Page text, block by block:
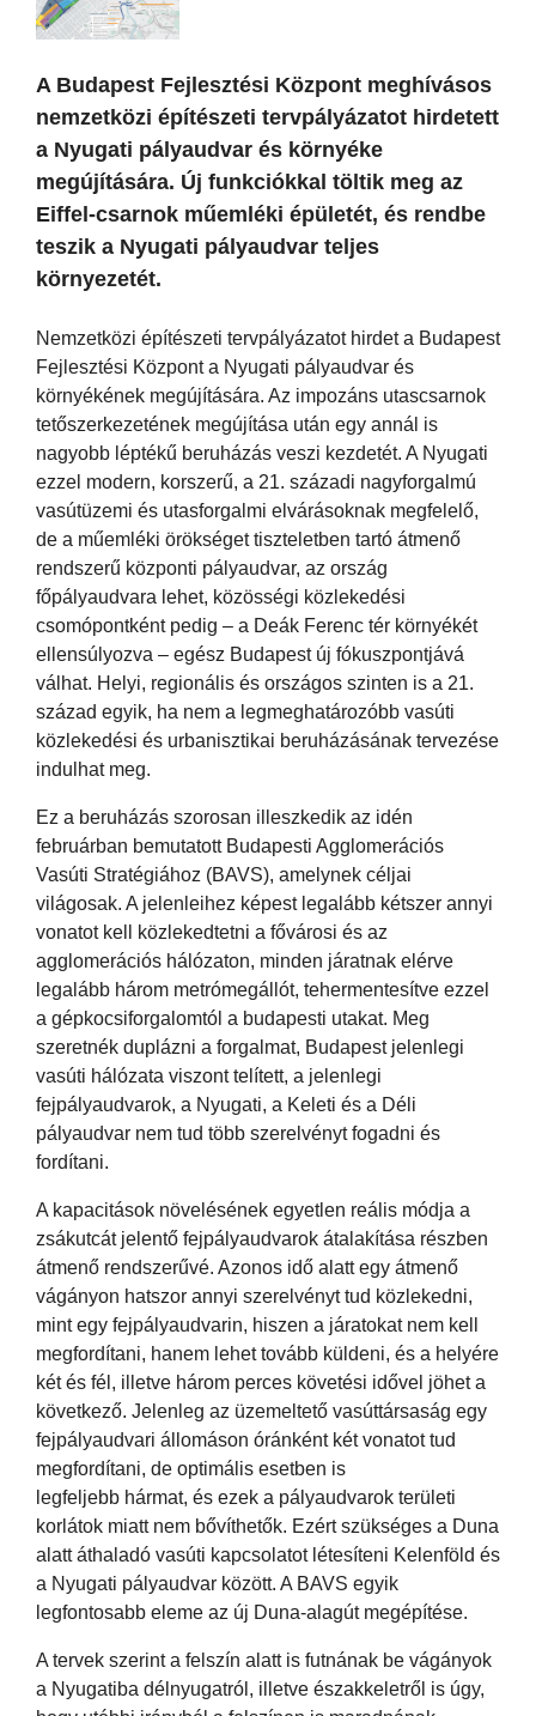
A Budapest Fejlesztési Központ meghívásos
nemzetközi építészeti tervpályázatot hirdetett
a Nyugati pályaudvar és környéke
megújítására. Új funkciókkal töltik meg az
Eiffel-csarnok műemléki épületét, és rendbe
teszik a Nyugati pályaudvar teljes
környezetét.
Nemzetközi építészeti tervpályázatot hirdet a Budapest
Fejlesztési Központ a Nyugati pályaudvar és
környékének megújítására. Az impozáns utascsarnok
tetőszerkezetének megújítása után egy annál is
nagyobb léptékű beruházás veszi kezdetét. A Nyugati
ezzel modern, korszerű, a 21. századi nagyforgalmú
vasútüzemi és utasforgalmi elvárásoknak megfelelő,
de a műemléki örökséget tiszteletben tartó átmenő
rendszerű központi pályaudvar, az ország
főpályaudvara lehet, közösségi közlekedési
csomópontként pedig – a Deák Ferenc tér környékét
ellensúlyozva – egész Budapest új fókuszpontjává
válhat. Helyi, regionális és országos szinten is a 21.
század egyik, ha nem a legmeghatározóbb vasúti
közlekedési és urbanisztikai beruházásának tervezése
indulhat meg.
Ez a beruházás szorosan illeszkedik az idén
februárban bemutatott Budapesti Agglomerációs
Vasúti Stratégiához (BAVS), amelynek céljai
világosak. A jelenleihez képest legalább kétszer annyi
vonatot kell közlekedtetni a fővárosi és az
agglomerációs hálózaton, minden járatnak elérve
legalább három metrómegállót, tehermentesítve ezzel
a gépkocsiforgalomtól a budapesti utakat. Meg
szeretnék duplázni a forgalmat, Budapest jelenlegi
vasúti hálózata viszont telített, a jelenlegi
fejpályaudvarok, a Nyugati, a Keleti és a Déli
pályaudvar nem tud több szerelvényt fogadni és
fordítani.
A kapacitások növelésének egyetlen reális módja a
zsákutcát jelentő fejpályaudvarok átalakítása részben
átmenő rendszerűvé. Azonos idő alatt egy átmenő
vágányon hatszor annyi szerelvényt tud közlekedni,
mint egy fejpályaudvarin, hiszen a járatokat nem kell
megfordítani, hanem lehet tovább küldeni, és a helyére
két és fél, illetve három perces követési idővel jöhet a
következő. Jelenleg az üzemeltető vasúttársaság egy
fejpályaudvari állomáson óránként két vonatot tud
megfordítani, de optimális esetben is
legfeljebb hármat, és ezek a pályaudvarok területi
korlátok miatt nem bővíthetők. Ezért szükséges a Duna
alatt áthaladó vasúti kapcsolatot létesíteni Kelenföld és
a Nyugati pályaudvar között. A BAVS egyik
legfontosabb eleme az új Duna-alagút megépítése.
A tervek szerint a felszín alatt is futnának be vágányok
a Nyugatiba délnyugatról, illetve északkeletről is úgy,